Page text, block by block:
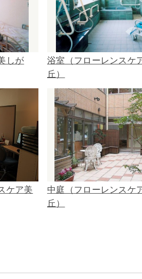
しが
浴室（フローレンスケ
丘）
ケア美
中庭（フローレンスケ
丘）